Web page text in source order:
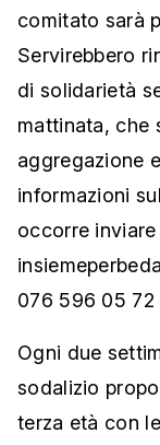
comitato sarà
Servirebbero
di solidarietà
mattinata, che
aggregazione
informazioni
occorre
076 596 05 72
Ogni due
sodalizio
terza età con